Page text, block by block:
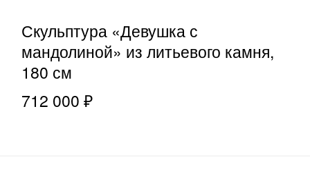
Скульптура «Девушка с
мандолиной» из литьевого камня,
180 см
712 000 ₽